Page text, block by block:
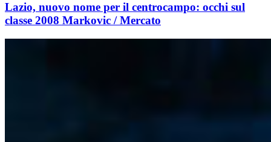
Lazio, nuovo nome per il centrocampo: occhi sul
classe 2008 Markovic / Mercato